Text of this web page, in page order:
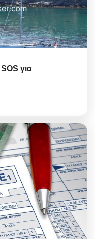
για